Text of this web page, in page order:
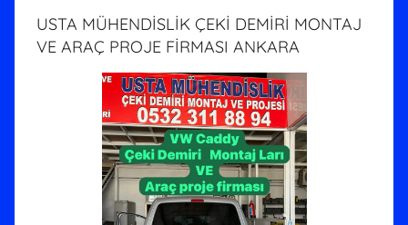
USTA MÜHENDİSLİK ÇEKİ DEMİRİ MONTAJ
VE ARAÇ PROJE FİRMASI ANKARA